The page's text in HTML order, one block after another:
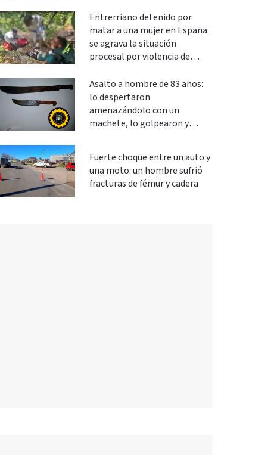
Entrerriano detenido por
matar a una mujer en España:
se agrava la situación
procesal por violencia de
Asalto a hombre de 83 años:
lo despertaron
amenazándolo con un
machete, lo golpearon y
Fuerte choque entre un auto y
una moto: un hombre sufrió
fracturas de fémur y cadera